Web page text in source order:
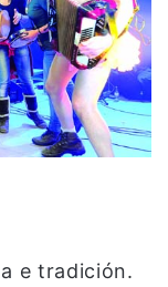
e tradición.